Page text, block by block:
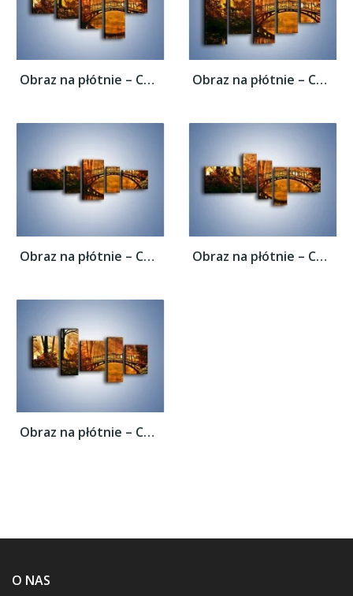
Obraz na płótnie – Cudowny spacer jesienną... Obraz na płótnie – Cudowny spacer jesienną...
Obraz na płótnie – Cudowny spacer jesienną... Obraz na płótnie – Cudowny spacer jesienną...
Obraz na płótnie – Cudowny spacer jesienną...
O NAS